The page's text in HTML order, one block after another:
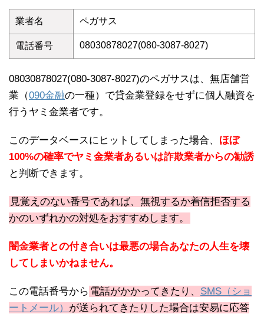
業者名 ペガサス
電話番号 08030878027(080-3087-8027)
08030878027(080-3087-8027)のペガサスは、無店舗営
業（090金融の一種）で貸金業登録をせずに個人融資を
行うヤミ金業者です。
このデータベースにヒットしてしまった場合、 ほぼ
100%の確率でヤミ金業者あるいは詐欺業者からの勧誘
と判断できます。
見覚えのない番号であれば、無視するか着信拒否する
かのいずれかの対処をおすすめします。
闇金業者との付き合いは最悪の場合あなたの人生を壊
してしまいかねません。
この電話番号から 電話がかかってきたり、 SMS（ショ
ートメール） が送られてきたりした場合は安易に応答